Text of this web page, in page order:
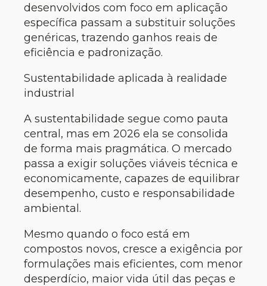
desenvolvidos com foco em aplicação
específica passam a substituir soluções
genéricas, trazendo ganhos reais de
eficiência e padronização.
Sustentabilidade aplicada à realidade
industrial
A sustentabilidade segue como pauta
central, mas em 2026 ela se consolida
de forma mais pragmática. O mercado
passa a exigir soluções viáveis técnica e
economicamente, capazes de equilibrar
desempenho, custo e responsabilidade
ambiental.
Mesmo quando o foco está em
compostos novos, cresce a exigência por
formulações mais eficientes, com menor
desperdício, maior vida útil das peças e